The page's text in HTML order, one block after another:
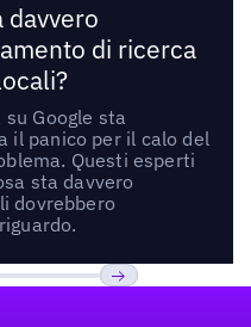
davvero
di ricerca
Google sta
il panico per il calo del
Questi esperti
sta davvero
dovrebbero